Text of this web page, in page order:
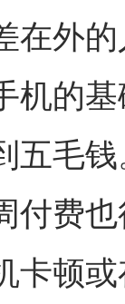
在外
机的
五毛
付费
卡顿